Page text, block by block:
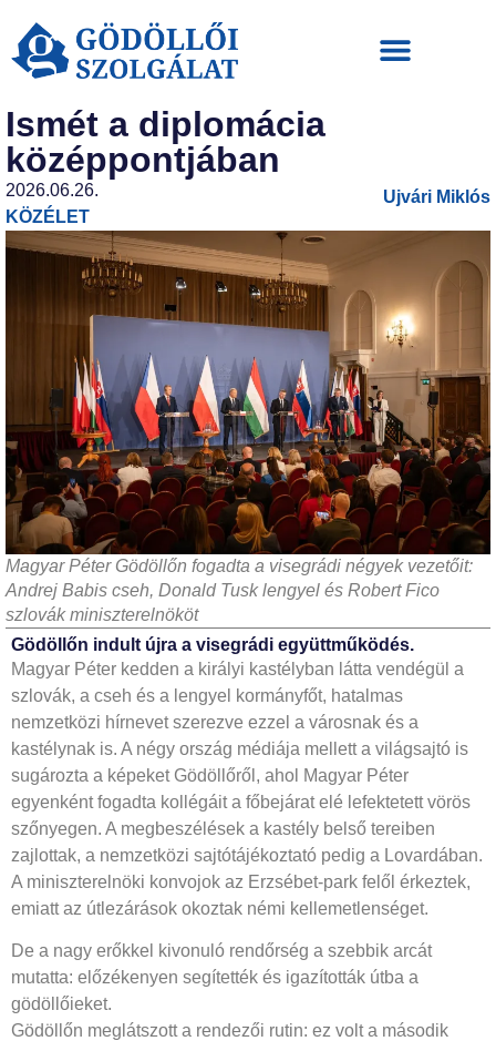
Ismét a diplomácia
középpontjában
2026.06.26.
KÖZÉLET
Ujvári Miklós
Magyar Péter Gödöllőn fogadta a visegrádi négyek vezetőit:
Andrej Babis cseh, Donald Tusk lengyel és Robert Fico
szlovák miniszterelnököt
Gödöllőn indult újra a visegrádi együttműködés.
Magyar Péter kedden a királyi kastélyban látta vendégül a
szlovák, a cseh és a lengyel kormányfőt, hatalmas
nemzetközi hírnevet szerezve ezzel a városnak és a
kastélynak is. A négy ország médiája mellett a világsajtó is
sugározta a képeket Gödöllőről, ahol Magyar Péter
egyenként fogadta kollégáit a főbejárat elé lefektetett vörös
szőnyegen. A megbeszélések a kastély belső tereiben
zajlottak, a nemzetközi sajtótájékoztató pedig a Lovardában.
A miniszterelnöki konvojok az Erzsébet-park felől érkeztek,
emiatt az útlezárások okoztak némi kellemetlenséget.
De a nagy erőkkel kivonuló rendőrség a szebbik arcát
mutatta: előzékenyen segítették és igazították útba a
gödöllőieket.
Gödöllőn meglátszott a rendezői rutin: ez volt a második